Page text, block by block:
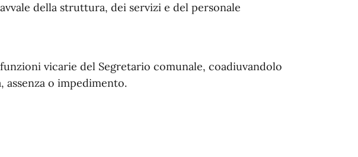
della struttura, dei servizi e del personale
vicarie del Segretario comunale, coadiuvandolo
o impedimento.